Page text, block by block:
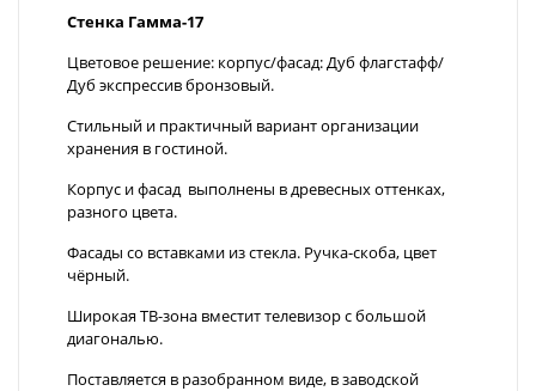
Стенка Гамма-17
Цветовое решение: корпус/фасад: Дуб флагстафф/
Дуб экспрессив бронзовый.
Стильный и практичный вариант организации
хранения в гостиной.
Корпус и фасад выполнены в древесных оттенках,
разного цвета.
Фасады со вставками из стекла. Ручка-скоба, цвет
чёрный.
Широкая ТВ-зона вместит телевизор с большой
диагональю.
Поставляется в разобранном виде, в заводской